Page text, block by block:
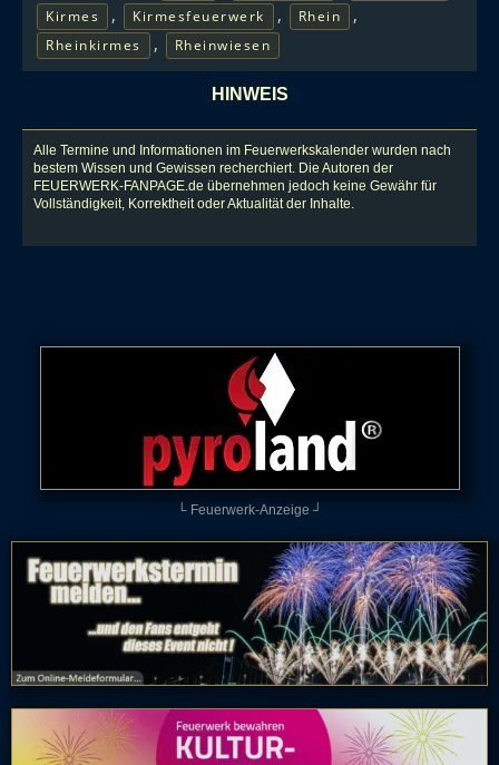
Kirmes , Kirmesfeuerwerk , Rhein ,
Rheinkirmes , Rheinwiesen
HINWEIS
Alle Termine und Informationen im Feuerwerkskalender wurden nach
bestem Wissen und Gewissen recherchiert. Die Autoren der
FEUERWERK-FANPAGE.de übernehmen jedoch keine Gewähr für
Vollständigkeit, Korrektheit oder Aktualität der Inhalte.
└ Feuerwerk-Anzeige ┘